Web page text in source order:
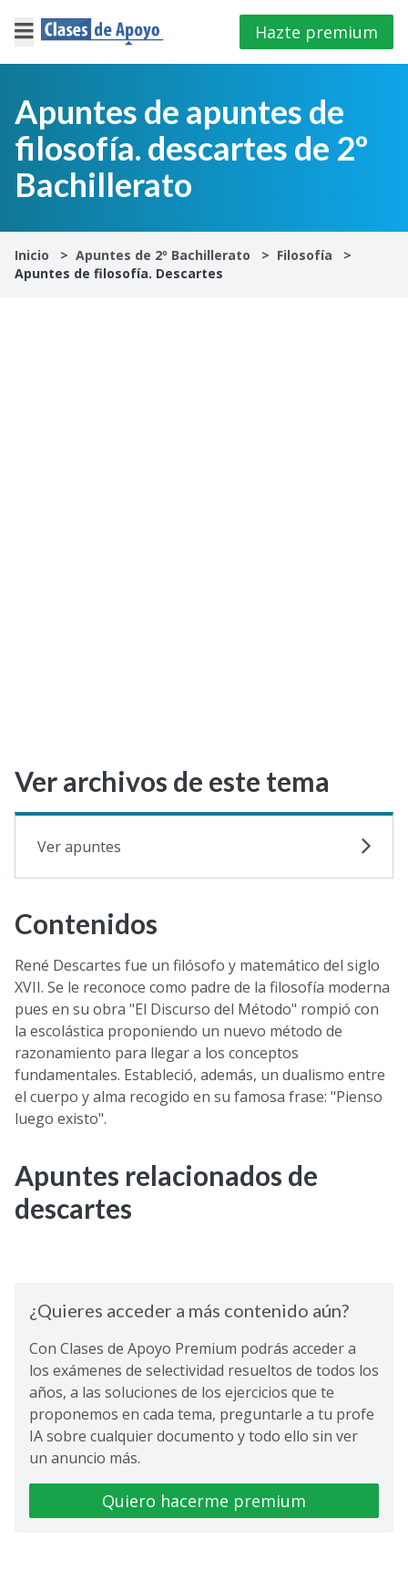
×
Iniciar
sesión
E.S.O
Hazte premium
Apuntes de apuntes de
filosofía. descartes de 2º
Bachillerato
Inicio Apuntes de 2º Bachillerato
Filosofía
Apuntes de filosofía. Descartes
Ver archivos de este tema
Ver apuntes
Contenidos
René Descartes fue un filósofo y matemático del siglo
XVII. Se le reconoce como padre de la filosofía moderna
pues en su obra "El Discurso del Método" rompió con
la escolástica proponiendo un nuevo método de
razonamiento para llegar a los conceptos
fundamentales. Estableció, además, un dualismo entre
el cuerpo y alma recogido en su famosa frase: "Pienso
luego existo".
Apuntes relacionados de
descartes
¿Quieres acceder a más contenido aún?
Con Clases de Apoyo Premium podrás acceder a
los exámenes de selectividad resueltos de todos los
años, a las soluciones de los ejercicios que te
proponemos en cada tema, preguntarle a tu profe
IA sobre cualquier documento y todo ello sin ver
un anuncio más.
Quiero hacerme premium